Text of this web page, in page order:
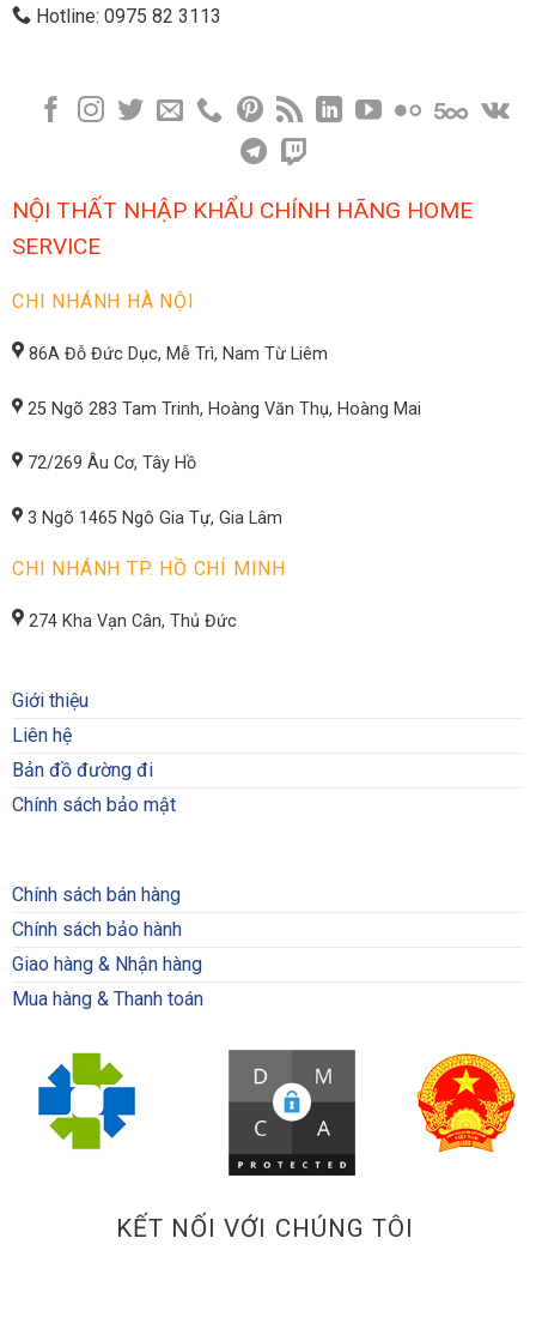
Hotline: 0975 82 3113
NỘI THẤT NHẬP KHẨU CHÍNH HÃNG HOME
SERVICE
CHI NHÁNH HÀ NỘI
86A Đỗ Đức Dục, Mễ Trì, Nam Từ Liêm
25 Ngõ 283 Tam Trinh, Hoàng Văn Thụ, Hoàng Mai
72/269 Âu Cơ, Tây Hồ
3 Ngõ 1465 Ngô Gia Tự, Gia Lâm
CHI NHÁNH TP. HỒ CHÍ MINH
274 Kha Vạn Cân, Thủ Đức
Giới thiệu
Liên hệ
Bản đồ đường đi
Chính sách bảo mật
Chính sách bán hàng
Chính sách bảo hành
Giao hàng & Nhận hàng
Mua hàng & Thanh toán
KẾT NỐI VỚI CHÚNG TÔI